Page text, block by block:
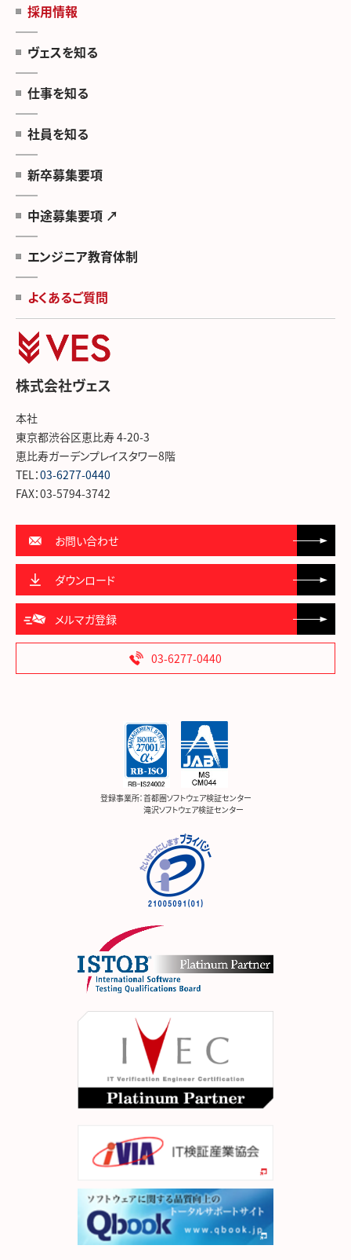
採用情報
ヴェスを知る
仕事を知る
社員を知る
新卒募集要項
中途募集要項 ↗
エンジニア教育体制
よくあるご質問
株式会社ヴェス
本社
東京都渋谷区恵比寿 4-20-3
恵比寿ガーデンプレイスタワー8階
TEL：03-6277-0440
FAX：03-5794-3742
お問い合わせ
ダウンロード
メルマガ登録
03-6277-0440
登録事業所：首都圏ソフトウェア検証センター
滝沢ソフトウェア検証センター